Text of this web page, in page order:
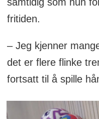
fritiden.
– Jeg kjenner
det er flere flinke
fortsatt til å spille